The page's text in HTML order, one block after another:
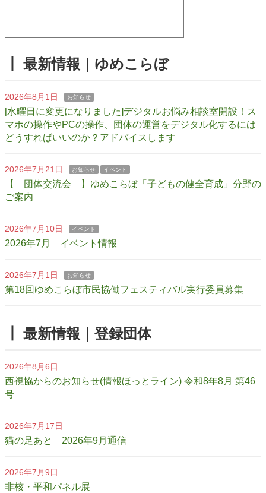
┃ 最新情報｜ゆめこらぼ
2026年8月1日 お知らせ
[水曜日に変更になりました]デジタルお悩み相談室開設！ス
マホの操作やPCの操作、団体の運営をデジタル化するには
どうすればいいのか？アドバイスします
2026年7月21日 お知らせ イベント
【 団体交流会 】ゆめこらぼ「子どもの健全育成」分野の
ご案内
2026年7月10日 イベント
2026年7月 イベント情報
2026年7月1日 お知らせ
第18回ゆめこらぼ市民協働フェスティバル実行委員募集
┃ 最新情報｜登録団体
2026年8月6日
西視協からのお知らせ(情報ほっとライン) 令和8年8月 第46
号
2026年7月17日
猫の足あと 2026年9月通信
2026年7月9日
非核・平和パネル展